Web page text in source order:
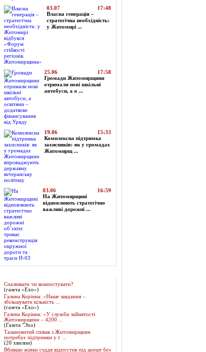
03.07
17:48
Власна генерація –
стратегічна необхідність:
у Житомирі ...
25.06
17:58
Громади Житомирщини
отримали нові шкільні
автобуси, а о ...
19.06
15:33
Комплексна підтримка
захисників: як у громадах
Житомирщ ...
03.06
16:59
На Житомирщині
відновлюють стратегічно
важливі дорожні ...
Спалювати чи компостувати?
(газета «Ехо»)
Галина Корінна: «Наше завдання –
збільшувати кількість ...
(газета «Ехо»)
Галина Корінна: «У служби зайнятості
Житомирщини – 4200 ...
(Газета "Эхо)
Талановитий співак з Житомирщини
потребує підтримки у г ...
(20 хвилин)
Вбивцю жінки суддя відпустив під арешт без